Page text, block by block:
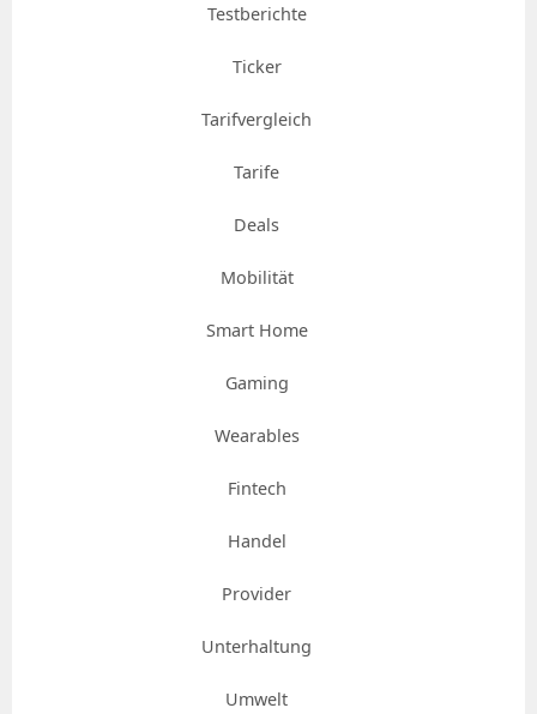
Testberichte
Ticker
Tarifvergleich
Tarife
Deals
Mobilität
Smart Home
Gaming
Wearables
Fintech
Handel
Provider
Unterhaltung
Umwelt